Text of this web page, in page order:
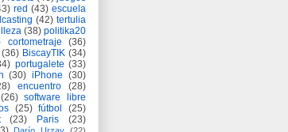
red (43) escuela
(42) tertulia
(38) politika20
cortometraje
(36)
(36) BiscayTIK (34)
portugalete (33)
(30) iPhone (30)
encuentro
(28)
(26) software libre
(25) fútbol
(25)
(23) Paris
(23)